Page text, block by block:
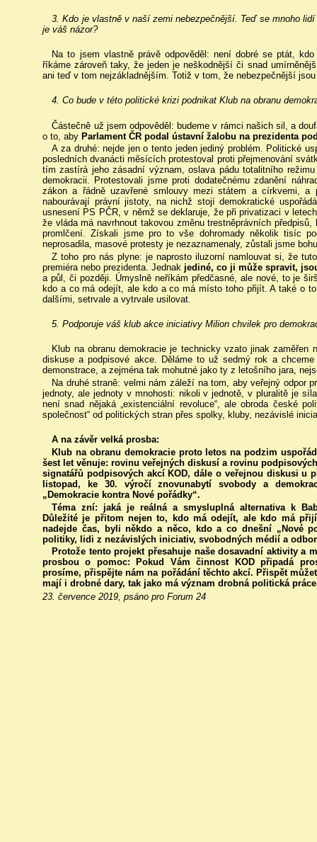
3. Kdo je vlastně v naší zemi nebezpečnější. Teď se mnoho
je váš názor?
Na to jsem vlastně právě odpověděl: není dobré se ptát,
říkáme zároveň taky, že jeden je neškodnější či snad
ani teď v tom nejzákladnějším. Totiž v tom, že nebezpečnější
4. Co bude v této politické krizi podnikat Klub na obranu
Částečně už jsem odpověděl: budeme v rámci našich sil, a
o to, aby Parlament ČR podal ústavní žalobu na prezidenta
A za druhé: nejde jen o tento jeden jediný problém. Politické
posledních dvanácti měsících protestoval proti přejmenování
tím zastírá jeho zásadní význam, oslava pádu totalitního
demokracii. Protestovali jsme proti dodatečnému zdanění
zákon a řádně uzavřené smlouvy mezi státem a církvemi, a
nabourávají právní jistoty, na nichž stojí demokratické
usnesení PS PČR, v němž se deklaruje, že při privatizaci v
že vláda má navrhnout takovou změnu trestněprávních
promlčení. Získali jsme pro to vše dohromady několik tisíc
neprosadila, masové protesty je nezaznamenaly, zůstali jsme
Z toho pro nás plyne: je naprosto iluzorní namlouvat si, že
premiéra nebo prezidenta. Jednak jediné, co ji může spravit,
a půl, či později. Úmyslně neříkám předčasné, ale nové, to je
kdo a co má odejít, ale kdo a co má místo toho přijít. A také o
dalšími, setrvale a vytrvale usilovat.
5. Podporuje váš klub akce iniciativy Milion chvilek pro
Klub na obranu demokracie je technicky vzato jinak zaměřen
diskuse a podpisové akce. Děláme to už sedmý rok a
demonstrace, a zejména tak mohutné jako ty z letošního jara,
Na druhé straně: velmi nám záleží na tom, aby veřejný odpor
jednoty, ale jednoty v mnohosti: nikoli v jednotě, v pluralitě je
není snad nějaká „existenciální revoluce“, ale obroda české
společnost“ od politických stran přes spolky, kluby, nezávislé
A na závěr velká prosba:
Klub na obranu demokracie proto letos na podzim
šest let věnuje: rovinu veřejných diskusí a rovinu
signatářů podpisových akcí KOD, dále o veřejnou diskusi u
listopad, ke 30. výročí znovunabytí svobody a
„Demokracie kontra Nové pořádky“.
Téma zní: jaká je reálná a smysluplná alternativa k
Důležité je přitom nejen to, kdo má odejít, ale kdo má
nadejde čas, byli někdo a něco, kdo a co dnešní „Nové
politiky, lidi z nezávislých iniciativ, svobodných médií a
Protože tento projekt přesahuje naše dosavadní aktivity a
prosbou o pomoc: Pokud Vám činnost KOD připadá
prosíme, přispějte nám na pořádání těchto akcí. Přispět
mají i drobné dary, tak jako má význam drobná politická
23. července 2019, psáno pro Forum 24